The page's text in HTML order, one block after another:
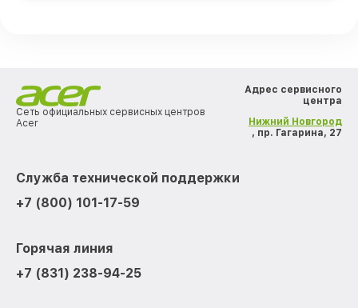
Сеть официальных сервисных центров
Acer
Адрес сервисного
центра
Нижний Новгород
, пр. Гагарина, 27
Служба технической поддержки
+7 (800) 101-17-59
Горячая линия
+7 (831) 238-94-25